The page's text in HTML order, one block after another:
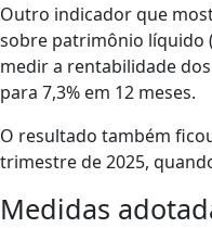
Outro indicador que
sobre patrimônio líquido
medir a rentabilidade
para 7,3% em 12 meses.
O resultado também
trimestre de 2025,
Medidas